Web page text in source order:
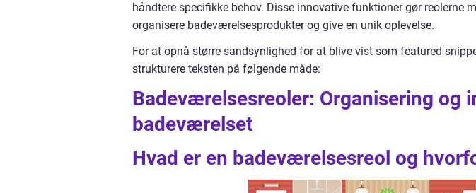
håndtere specifikke behov. Disse innovative funktioner gør reolerne
organisere badeværelsesprodukter og give en unik oplevelse.
For at opnå større sandsynlighed for at blive vist som featured
strukturere teksten på følgende måde:
Badeværelsesreoler: Organisering og
badeværelset
Hvad er en badeværelsesreol og